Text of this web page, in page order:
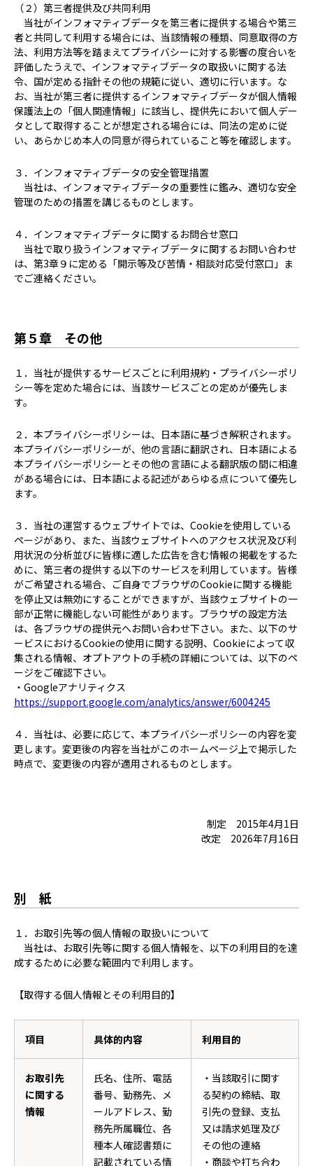
（２）第三者提供及び共同利用
当社がインフォマティブデータを第三者に提供する場合や第三
者と共同して利用する場合には、当該情報の種類、同意取得の方
法、利用方法等を踏まえてプライバシーに対する影響の度合いを
評価したうえで、インフォマティブデータの取扱いに関する法
令、国が定める指針その他の規範に従い、適切に行います。な
お、当社が第三者に提供するインフォマティブデータが個人情報
保護法上の「個人関連情報」に該当し、提供先において個人デー
タとして取得することが想定される場合には、同法の定めに従
い、あらかじめ本人の同意が得られていること等を確認します。
３．インフォマティブデータの安全管理措置
当社は、インフォマティブデータの重要性に鑑み、適切な安全
管理のための措置を講じるものとします。
４．インフォマティブデータに関するお問合せ窓口
当社で取り扱うインフォマティブデータに関するお問い合わせ
は、第3章９に定める「開示等及び苦情・相談対応受付窓口」ま
でご連絡ください。
第５章 その他
１．当社が提供するサービスごとに利用規約・プライバシーポリ
シー等を定めた場合には、当該サービスごとの定めが優先しま
す。
２．本プライバシーポリシーは、日本語に基づき解釈されます。
本プライバシーポリシーが、他の言語に翻訳され、日本語による
本プライバシーポリシーとその他の言語による翻訳版の間に相違
がある場合には、日本語による記述があらゆる点について優先し
ます。
３．当社の運営するウェブサイトでは、Cookieを使用している
ページがあり、また、当該ウェブサイトへのアクセス状況及び利
用状況の分析並びに皆様に適した広告を含む情報の掲載をするた
めに、第三者の提供する以下のサービスを利用しています。皆様
がご希望される場合、ご自身でブラウザのCookieに関する機能
を停止又は無効にすることができますが、当該ウェブサイトの一
部が正常に機能しない可能性があります。ブラウザの設定方法
は、各ブラウザの提供元へお問い合わせ下さい。また、以下のサ
ービスにおけるCookieの使用に関する説明、Cookieによって収
集される情報、オプトアウトの手続の詳細については、以下のペ
ージをご確認下さい。
・Googleアナリティクス
https://support.google.com/analytics/answer/6004245
４．当社は、必要に応じて、本プライバシーポリシーの内容を変
更します。変更後の内容を当社がこのホームページ上で掲示した
時点で、変更後の内容が適用されるものとします。
制定 2015年4月1日
改定 2026年7月16日
別 紙
１．お取引先等の個人情報の取扱いについて
当社は、お取引先等に関する個人情報を、以下の利用目的を達
成するために必要な範囲内で利用します。
【取得する個人情報とその利用目的】
項目 具体的内容 利用目的
お取引先
に関する
情報
氏名、住所、電話
番号、勤務先、メ
ールアドレス、勤
務先所属職位、各
種本人確認書類に
記載されている情
・当該取引に関す
る契約の締結、取
引先の登録、支払
又は請求処理及び
その他の連絡
・商談や打ち合わ